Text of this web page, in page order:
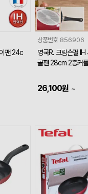
팬 24c
상품번호 856906
영국R. 크림슨펄
골팬 28cm 2종커
26,100원 ~